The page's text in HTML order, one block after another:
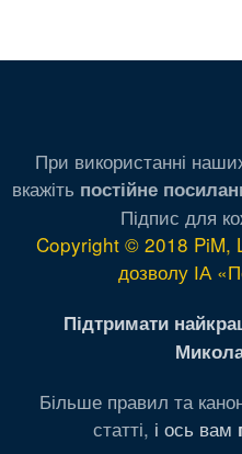
При використанні
вкажіть постійне
Підпис для
Copyright © 2018 PiM,
дозволу ІА
Підтримати
Більше правил та
статті, і ось вам